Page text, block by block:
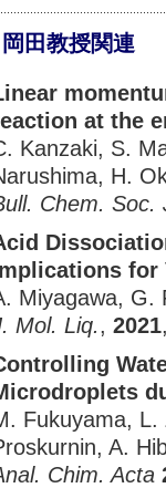
岡田教授関連
at the
Kanzaki, S.
H.
Chem. Soc.
for
Miyagawa, G.
Mol. Liq., 2021
Fukuyama, L.
A.
Chim. Acta